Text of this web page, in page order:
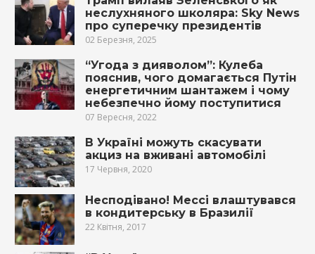
неслухняного школяра: Sky News
про суперечку президентів
02 Березня, 2025
“Угода з дияволом”: Кулеба
пояснив, чого домагається Путін
енергетичним шантажем і чому
небезпечно йому поступитися
07 Вересня, 2022
В Україні можуть скасувати
акциз на вживані автомобілі
17 Червня, 2020
Несподівано! Мессі влаштувався
в кондитерську в Бразилії
22 Квітня, 2017